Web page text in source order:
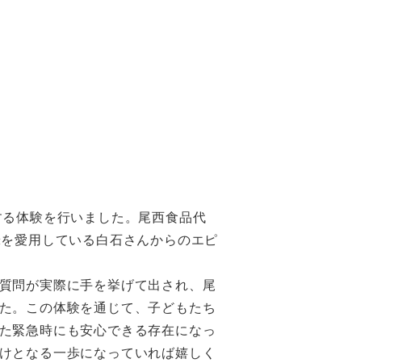
体験を行いました。尾西食品代
愛用している白石さんからのエピ
問が実際に手を挙げて出され、尾
。この体験を通じて、子どもたち
緊急時にも安心できる存在になっ
となる一歩になっていれば嬉しく